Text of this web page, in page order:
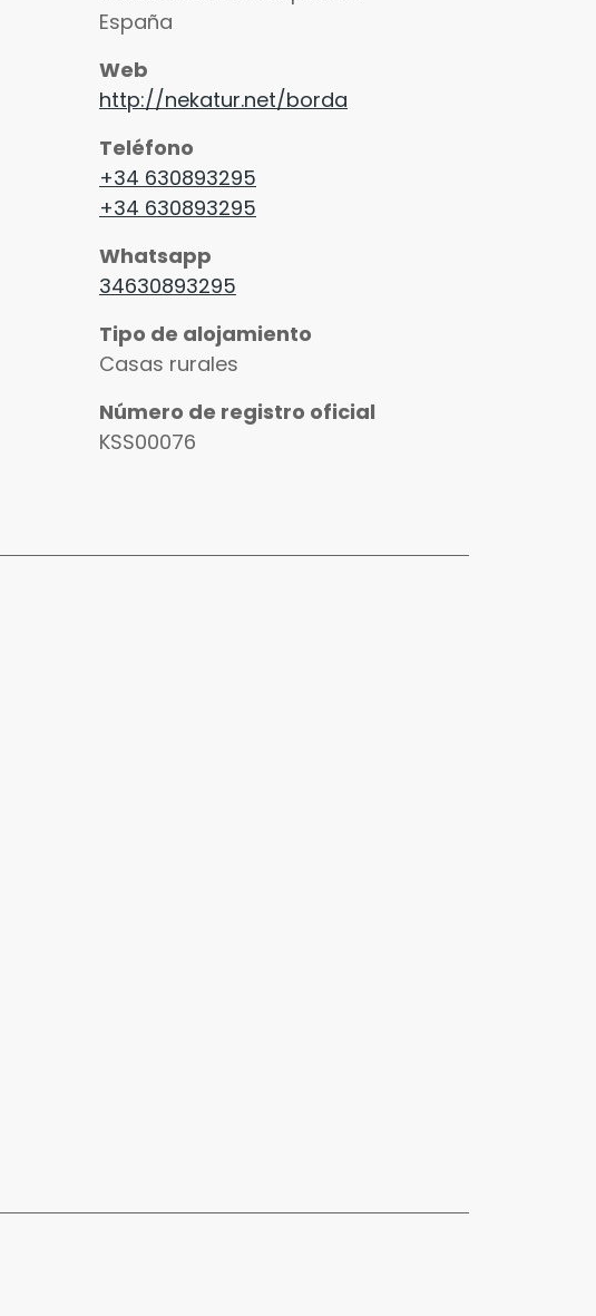
España
Web
http://nekatur.net/borda
Teléfono
+34 630893295
+34 630893295
Whatsapp
34630893295
Tipo de alojamiento
Casas rurales
Número de registro oficial
KSS00076